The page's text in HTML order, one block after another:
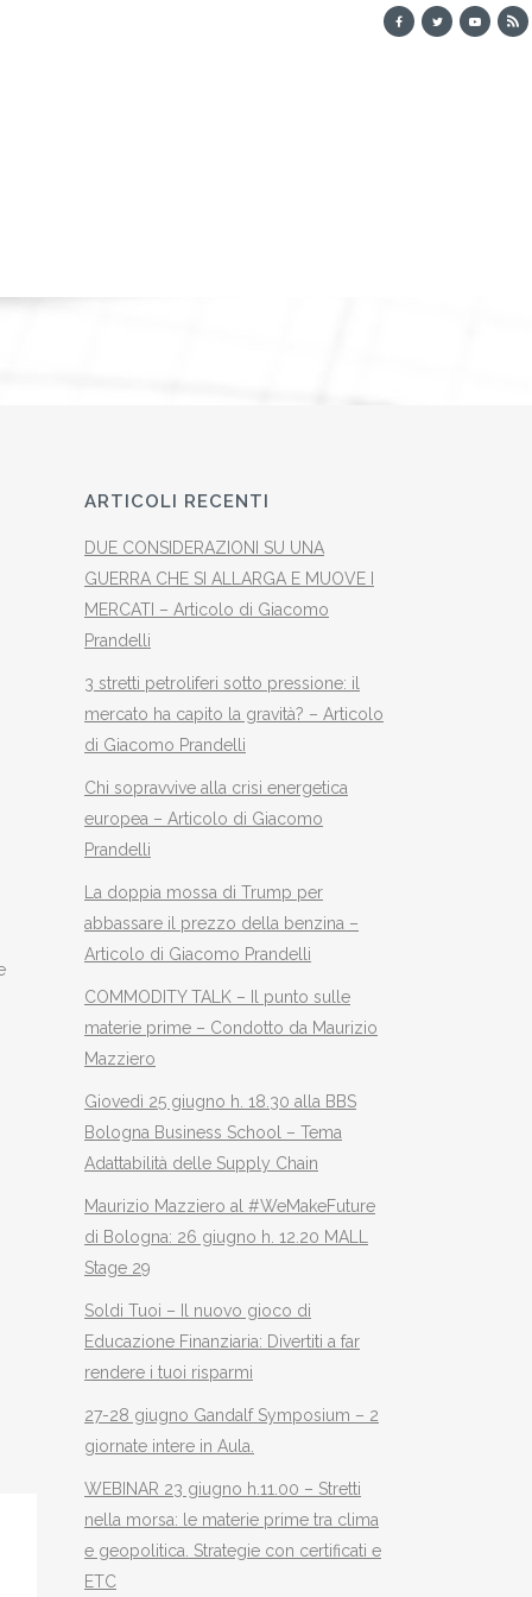
ARTICOLI RECENTI
DUE CONSIDERAZIONI SU UNA
GUERRA CHE SI ALLARGA E MUOVE I
MERCATI – Articolo di Giacomo
Prandelli
3 stretti petroliferi sotto pressione: il
mercato ha capito la gravità? – Articolo
di Giacomo Prandelli
Chi sopravvive alla crisi energetica
europea – Articolo di Giacomo
Prandelli
La doppia mossa di Trump per
abbassare il prezzo della benzina –
Articolo di Giacomo Prandelli
COMMODITY TALK – Il punto sulle
materie prime – Condotto da Maurizio
Mazziero
Giovedì 25 giugno h. 18.30 alla BBS
Bologna Business School – Tema
Adattabilità delle Supply Chain
Maurizio Mazziero al #WeMakeFuture
di Bologna: 26 giugno h. 12.20 MALL
Stage 29
Soldi Tuoi – Il nuovo gioco di
Educazione Finanziaria: Divertiti a far
rendere i tuoi risparmi
27-28 giugno Gandalf Symposium – 2
giornate intere in Aula.
WEBINAR 23 giugno h.11.00 – Stretti
nella morsa: le materie prime tra clima
e geopolitica. Strategie con certificati e
ETC